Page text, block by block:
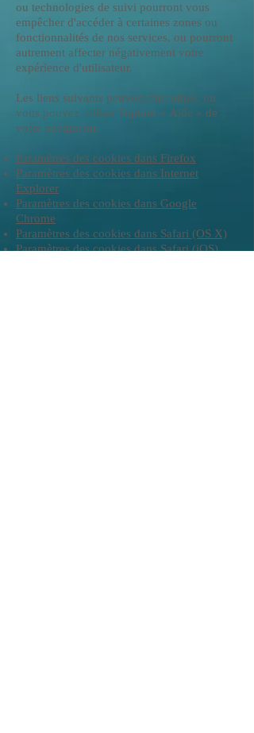
ou technologies de suivi pourront vous
empêcher d'accéder à certaines zones ou
fonctionnalités de nos services, ou pourront
autrement affecter négativement votre
expérience d'utilisateur.
Les liens suivants peuvent être utiles, ou
vous pouvez utiliser l'option « Aide » de
votre navigateur.
Paramètres des cookies dans Firefox
Paramètres des cookies dans Internet
Explorer
Paramètres des cookies dans Google
Chrome
Paramètres des cookies dans Safari (OS X)
Paramètres des cookies dans Safari (iOS)